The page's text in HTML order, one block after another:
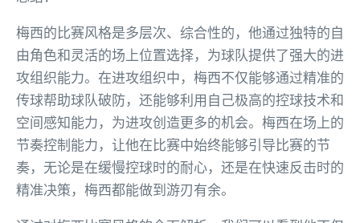
梅西的比赛风格是多层次、综合性的，他通过独特的自
由角色和灵活的场上位置选择，为球队提供了强大的进
攻组织能力。在进攻组织中，梅西不仅能够通过精准的
传球帮助球队破防，还能够利用自己极高的控球技术和
空间感知能力，为进攻创造更多的机会。梅西在场上的
节奏控制能力，让他在比赛中始终能够引导比赛的节
奏，无论是在缓慢控球时的耐心，还是在快速反击时的
精准决策，梅西都能做到游刃有余。